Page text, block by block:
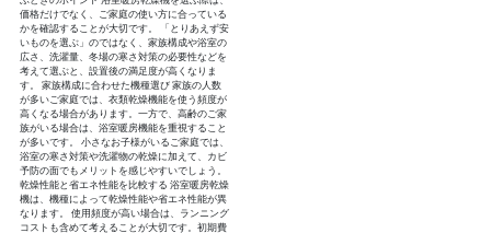
価格だけでなく、ご家庭の使い方に合っている
かを確認することが大切です。 「とりあえず安
いものを選ぶ」のではなく、家族構成や浴室の
広さ、洗濯量、冬場の寒さ対策の必要性などを
考えて選ぶと、設置後の満足度が高くなりま
す。 家族構成に合わせた機種選び 家族の人数
が多いご家庭では、衣類乾燥機能を使う頻度が
高くなる場合があります。一方で、高齢のご家
族がいる場合は、浴室暖房機能を重視すること
が多いです。 小さなお子様がいるご家庭では、
浴室の寒さ対策や洗濯物の乾燥に加えて、カビ
予防の面でもメリットを感じやすいでしょう。
乾燥性能と省エネ性能を比較する 浴室暖房乾燥
機は、機種によって乾燥性能や省エネ性能が異
なります。 使用頻度が高い場合は、ランニング
コストも含めて考えることが大切です。初期費